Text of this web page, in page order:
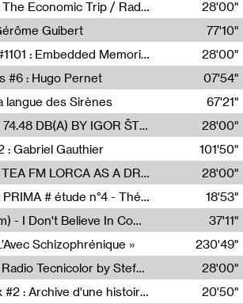
Radia Show #1102 : The Economic Trip / Radio Grenouille
28'00"
Guibert
Guibert
77'10"
Radia Show Show #1101 : Embedded Memories by Jimmy Peggie / radioart106
28'00"
#6 : Hugo Pernet
Pernet
07'54"
langue des Sirènes
67'21"
Radia Show #1100 : 74.48 DB(A) BY IGOR ŠTROMAJER FOR RADIO X
28'00"
: Gabriel Gauthier
Gauthier
101'50"
Radia Show #1099: TEA FM LORCA AS A DREAM
28'00"
Mimésis : MATERIA PRIMA # étude n°4 - Théâtre de l’Aquarium
della Crisi
18'53"
Ok Deluxe (full album) - I Don't Believe In Computing
37'11"
Schizophrénique »
230'49"
Radia Show #1098: Radio Tecnicolor by Stefan Nussbaumer & Georg Zichy (Radio Orange 94.0)
28'00"
Mémoires en Creux #2 : Archive d'une histoire artistique
20'50"